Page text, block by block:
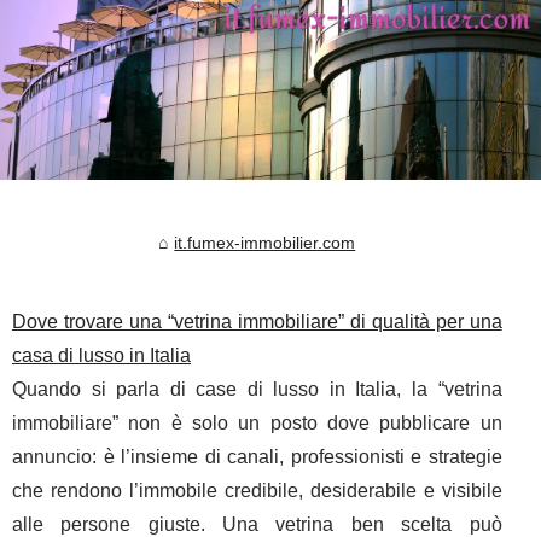
it.fumex-immobilier.com
Dove trovare una “vetrina immobiliare” di qualità per una
casa di lusso in Italia
Quando si parla di case di lusso in Italia, la “vetrina
immobiliare” non è solo un posto dove pubblicare un
annuncio: è l’insieme di canali, professionisti e strategie
che rendono l’immobile credibile, desiderabile e visibile
alle persone giuste. Una vetrina ben scelta può